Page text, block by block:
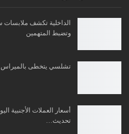
الداخلية تكشف ملابسات
وتضبط المتهمين
تشلسي يتخطى بالميراس
تحديث…